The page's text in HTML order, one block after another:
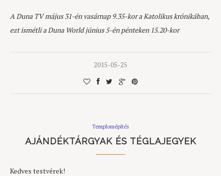
A Duna TV május 31-én vasárnap 9.35-kor a Katolikus krónikában,
ezt ismétli a Duna World június 5-én pénteken 15.20-kor
2015-05-25
Templomépítés
AJÁNDÉKTÁRGYAK ÉS TÉGLAJEGYEK
Kedves testvérek!